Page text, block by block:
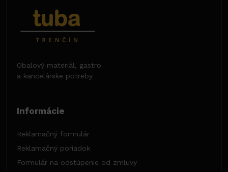
Obalový materiál, gastro
a kancelárske potreby
Informácie
Reklamačný formulár
Reklamačný poriadok
Formulár na odstúpenie od zmluvy